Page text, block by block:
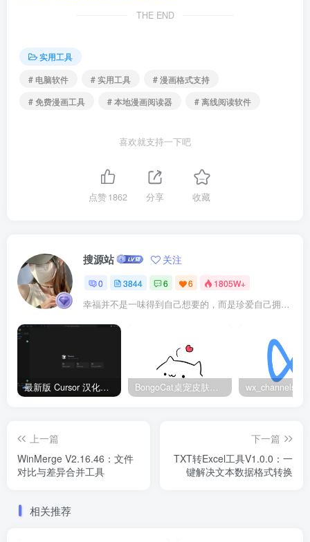
THE END
实用工具
# 电脑软件
# 实用工具
# 漫画格式支持
# 免费漫画工具
# 本地漫画阅读器 # 离线阅读软件
喜欢就支持一下吧
点赞1862 分享 收藏
搜源站 关注
0 3844 6 6 1805W+
幸福并不是一味得到自己想要的，而是珍爱自己拥有的
最新版 Cursor 汉化设置中文教程（两种简单方法，附中文语言包下载） BongoCat桌宠皮肤包大全：20款主题皮肤免费下载
上一篇
WinMerge V2.16.46：文件
对比与差异合并工具
下一篇
TXT转Excel工具V1.0.0：一
键解决文本数据格式转换
相关推荐